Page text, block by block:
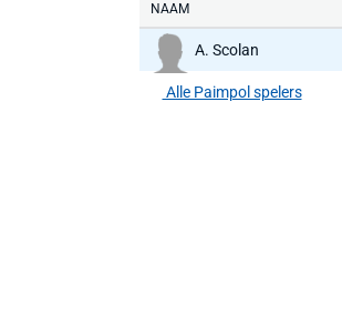
NAAM
A. Scolan
Alle Paimpol spelers